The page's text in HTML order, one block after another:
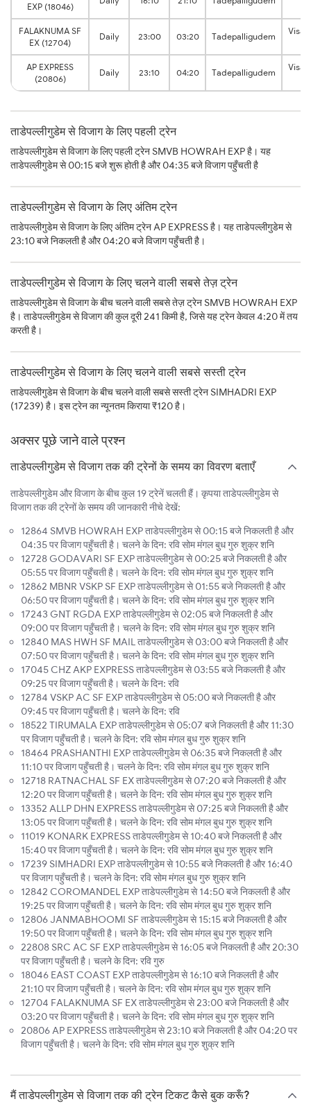
EXP (18046)
FALAKNUMA SF
EX (12704)
Daily 23:00 03:20 Tadepalligudem
AP EXPRESS
(20806)
Daily 23:10 04:20 Tadepalligudem
ताडेपल्लीगुडेम से विजाग के लिए पहली ट्रेन
ताडेपल्लीगुडेम से विजाग के लिए पहली ट्रेन SMVB HOWRAH EXP है। यह
ताडेपल्लीगुडेम से 00:15 बजे शुरू होती है और 04:35 बजे विजाग पहुँचती है
ताडेपल्लीगुडेम से विजाग के लिए अंतिम ट्रेन
ताडेपल्लीगुडेम से विजाग के लिए अंतिम ट्रेन AP EXPRESS है। यह ताडेपल्लीगुडेम से
23:10 बजे निकलती है और 04:20 बजे विजाग पहुँचती है।
ताडेपल्लीगुडेम से विजाग के लिए चलने वाली सबसे तेज़ ट्रेन
ताडेपल्लीगुडेम से विजाग के बीच चलने वाली सबसे तेज़ ट्रेन SMVB HOWRAH EXP
है। ताडेपल्लीगुडेम से विजाग की कुल दूरी 241 किमी है, जिसे यह ट्रेन केवल 4:20 में तय
करती है।
ताडेपल्लीगुडेम से विजाग के लिए चलने वाली सबसे सस्ती ट्रेन
ताडेपल्लीगुडेम से विजाग के बीच चलने वाली सबसे सस्ती ट्रेन SIMHADRI EXP
(17239) है। इस ट्रेन का न्यूनतम किराया ₹120 है।
अक्सर पूछे जाने वाले प्रश्न
ताडेपल्लीगुडेम से विजाग तक की ट्रेनों के समय का विवरण बताएँ
ताडेपल्लीगुडेम और विजाग के बीच कुल 19 ट्रेनें चलती हैं। कृपया ताडेपल्लीगुडेम से
विजाग तक की ट्रेनों के समय की जानकारी नीचे देखें:
12864 SMVB HOWRAH EXP ताडेपल्लीगुडेम से 00:15 बजे निकलती है और
04:35 पर विजाग पहुँचती है। चलने के दिन: रवि सोम मंगल बुध गुरु शुक्र शनि
12728 GODAVARI SF EXP ताडेपल्लीगुडेम से 00:25 बजे निकलती है और
05:55 पर विजाग पहुँचती है। चलने के दिन: रवि सोम मंगल बुध गुरु शुक्र शनि
12862 MBNR VSKP SF EXP ताडेपल्लीगुडेम से 01:55 बजे निकलती है और
06:50 पर विजाग पहुँचती है। चलने के दिन: रवि सोम मंगल बुध गुरु शुक्र शनि
17243 GNT RGDA EXP ताडेपल्लीगुडेम से 02:05 बजे निकलती है और
09:00 पर विजाग पहुँचती है। चलने के दिन: रवि सोम मंगल बुध गुरु शुक्र शनि
12840 MAS HWH SF MAIL ताडेपल्लीगुडेम से 03:00 बजे निकलती है और
07:50 पर विजाग पहुँचती है। चलने के दिन: रवि सोम मंगल बुध गुरु शुक्र शनि
17045 CHZ AKP EXPRESS ताडेपल्लीगुडेम से 03:55 बजे निकलती है और
09:25 पर विजाग पहुँचती है। चलने के दिन: रवि
12784 VSKP AC SF EXP ताडेपल्लीगुडेम से 05:00 बजे निकलती है और
09:45 पर विजाग पहुँचती है। चलने के दिन: रवि
18522 TIRUMALA EXP ताडेपल्लीगुडेम से 05:07 बजे निकलती है और 11:30
पर विजाग पहुँचती है। चलने के दिन: रवि सोम मंगल बुध गुरु शुक्र शनि
18464 PRASHANTHI EXP ताडेपल्लीगुडेम से 06:35 बजे निकलती है और
11:10 पर विजाग पहुँचती है। चलने के दिन: रवि सोम मंगल बुध गुरु शुक्र शनि
12718 RATNACHAL SF EX ताडेपल्लीगुडेम से 07:20 बजे निकलती है और
12:20 पर विजाग पहुँचती है। चलने के दिन: रवि सोम मंगल बुध गुरु शुक्र शनि
13352 ALLP DHN EXPRESS ताडेपल्लीगुडेम से 07:25 बजे निकलती है और
13:05 पर विजाग पहुँचती है। चलने के दिन: रवि सोम मंगल बुध गुरु शुक्र शनि
11019 KONARK EXPRESS ताडेपल्लीगुडेम से 10:40 बजे निकलती है और
15:40 पर विजाग पहुँचती है। चलने के दिन: रवि सोम मंगल बुध गुरु शुक्र शनि
17239 SIMHADRI EXP ताडेपल्लीगुडेम से 10:55 बजे निकलती है और 16:40
पर विजाग पहुँचती है। चलने के दिन: रवि सोम मंगल बुध गुरु शुक्र शनि
12842 COROMANDEL EXP ताडेपल्लीगुडेम से 14:50 बजे निकलती है और
19:25 पर विजाग पहुँचती है। चलने के दिन: रवि सोम मंगल बुध गुरु शुक्र शनि
12806 JANMABHOOMI SF ताडेपल्लीगुडेम से 15:15 बजे निकलती है और
19:50 पर विजाग पहुँचती है। चलने के दिन: रवि सोम मंगल बुध गुरु शुक्र शनि
22808 SRC AC SF EXP ताडेपल्लीगुडेम से 16:05 बजे निकलती है और 20:30
पर विजाग पहुँचती है। चलने के दिन: रवि गुरु
18046 EAST COAST EXP ताडेपल्लीगुडेम से 16:10 बजे निकलती है और
21:10 पर विजाग पहुँचती है। चलने के दिन: रवि सोम मंगल बुध गुरु शुक्र शनि
12704 FALAKNUMA SF EX ताडेपल्लीगुडेम से 23:00 बजे निकलती है और
03:20 पर विजाग पहुँचती है। चलने के दिन: रवि सोम मंगल बुध गुरु शुक्र शनि
20806 AP EXPRESS ताडेपल्लीगुडेम से 23:10 बजे निकलती है और 04:20 पर
विजाग पहुँचती है। चलने के दिन: रवि सोम मंगल बुध गुरु शुक्र शनि
मैं ताडेपल्लीगुडेम से विजाग तक की ट्रेन टिकट कैसे बुक करूँ?